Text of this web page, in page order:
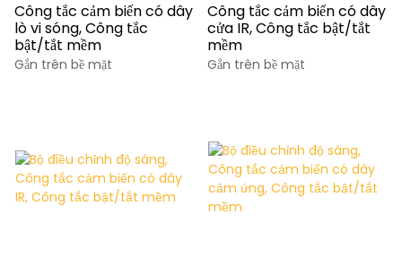
Công tắc cảm biến có dây
lò vi sóng, Công tắc
bật/tắt mềm
Gắn trên bề mặt
Công tắc cảm biến có dây
cửa IR, Công tắc bật/tắt
mềm
Gắn trên bề mặt